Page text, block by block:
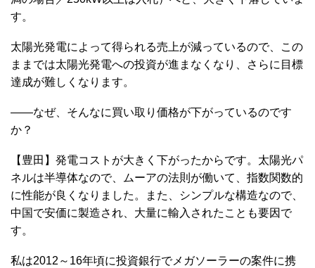
す。
太陽光発電によって得られる売上が減っているので、この
ままでは太陽光発電への投資が進まなくなり、さらに目標
達成が難しくなります。
――なぜ、そんなに買い取り価格が下がっているのです
か？
【豊田】発電コストが大きく下がったからです。太陽光パ
ネルは半導体なので、ムーアの法則が働いて、指数関数的
に性能が良くなりました。また、シンプルな構造なので、
中国で安価に製造され、大量に輸入されたことも要因で
す。
私は2012～16年頃に投資銀行でメガソーラーの案件に携